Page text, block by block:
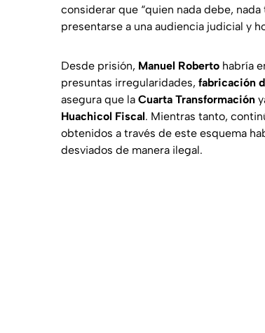
considerar que “quien nada debe,
presentarse a una audiencia judicial y
Desde prisión, Manuel Roberto habría
presuntas irregularidades, fabricación
asegura que la Cuarta Transformación
Huachicol Fiscal. Mientras tanto,
obtenidos a través de este esquema
desviados de manera ilegal.